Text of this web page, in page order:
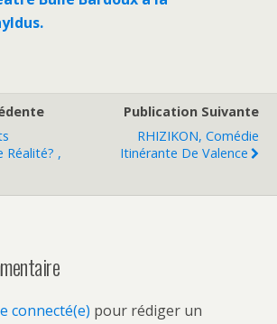
Réalité? ,
Publication Suivante
RHIZIKON, Comédie
Itinérante De Valence
connecté(e) pour rédiger un